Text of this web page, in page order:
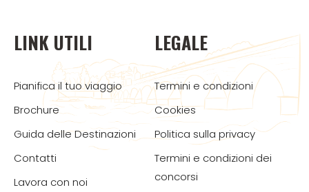
LINK UTILI
Pianifica il tuo viaggio
Brochure
Guida delle Destinazioni
Contatti
Lavora con noi
LEGALE
Termini e condizioni
Cookies
Politica sulla privacy
Termini e condizioni dei
concorsi